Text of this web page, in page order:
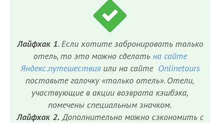
Лайфхак 1. Если хотите забронировать только
отель, то это можно сделать на сайте
Яндекс.путешествия или на сайте Onlinetours
поставьте галочку «только отель». Отели,
участвующие в акции возврата кэшбэка,
помечены специальным значком.
Лайфхак 2. Дополнительно можно сэкономить с